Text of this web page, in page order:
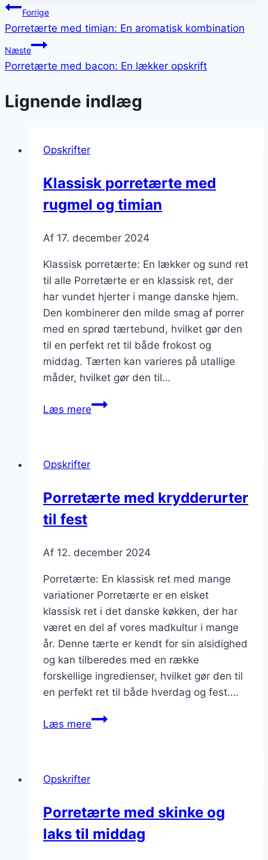
Indlægsnavigation
Forrige
Porretærte med timian: En aromatisk kombination
Næste
Porretærte med bacon: En lækker opskrift
Lignende indlæg
Opskrifter
Klassisk porretærte med
rugmel og timian
Af 17. december 2024
Klassisk porretærte: En lækker og sund ret
til alle Porretærte er en klassisk ret, der
har vundet hjerter i mange danske hjem.
Den kombinerer den milde smag af porrer
med en sprød tærtebund, hvilket gør den
til en perfekt ret til både frokost og
middag. Tærten kan varieres på utallige
måder, hvilket gør den til…
Læs mereKlassisk
Opskrifter
Porretærte med krydderurter
til fest
Af 12. december 2024
Porretærte: En klassisk ret med mange
variationer Porretærte er en elsket
klassisk ret i det danske køkken, der har
været en del af vores madkultur i mange
år. Denne tærte er kendt for sin alsidighed
og kan tilberedes med en række
forskellige ingredienser, hvilket gør den til
en perfekt ret til både hverdag og fest….
Læs merePorretærte
Opskrifter
Porretærte med skinke og
laks til middag